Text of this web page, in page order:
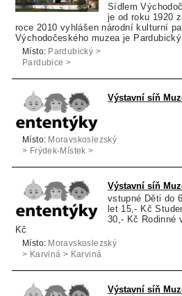
Sídlem
je od roku 1920
roce 2010 vyhlášen národní kulturní
Východočeského muzea je
Místo: Pardubický >
Pardubice >
Výstavní síň
Místo: Moravskoslezský
> Frýdek-Místek >
Výstavní síň
vstupné Děti do
let 15,- Kč
30,- Kč Rodinné
Kč
Místo: Moravskoslezský
> Karviná > Karviná
Výstavní síň